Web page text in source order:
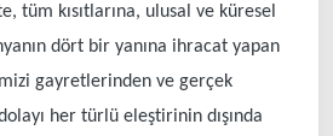
tüm kısıtlarına, ulusal ve küresel
dört bir yanına ihracat yapan
gayretlerinden ve gerçek
her türlü eleştirinin dışında